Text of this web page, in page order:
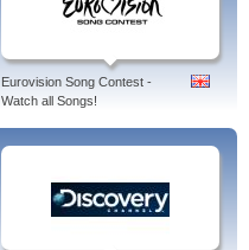
Eurovision Song Contest -
Watch all Songs!